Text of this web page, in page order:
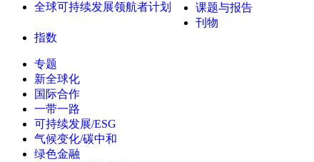
全球可持续发展领航者计划
课题与报告
刊物
指数
专题
新全球化
国际合作
一带一路
可持续发展/ESG
气候变化/碳中和
绿色金融